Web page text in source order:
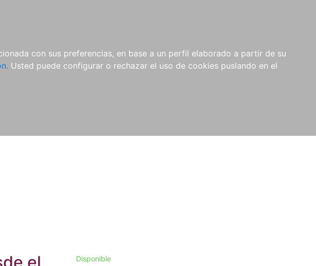
con sus preferencias, en base a un perfil elaborado a partir de su
Usted puede configurar o rechazar el uso de cookies puslando en el
NOVEDADES NOTICIAS
COMPRAS
INSTITUCIONALES
Disponible